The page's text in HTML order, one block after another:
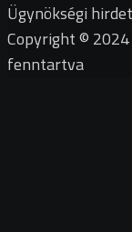
Ügynökségi
Copyright ©
fenntartva